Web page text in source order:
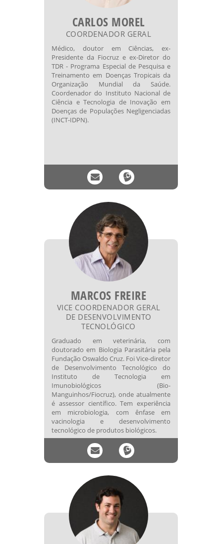
CARLOS MOREL
COORDENADOR GERAL
Médico, doutor em Ciências, ex-
Presidente da Fiocruz e ex-Diretor do
TDR - Programa Especial de Pesquisa e
Treinamento em Doenças Tropicais da
Organização Mundial da Saúde.
Coordenador do Instituto Nacional de
Ciência e Tecnologia de Inovação em
Doenças de Populações Negligenciadas
(INCT-IDPN).
MARCOS FREIRE
VICE COORDENADOR GERAL
DE DESENVOLVIMENTO
TECNOLÓGICO
Graduado em veterinária, com
doutorado em Biologia Parasitária pela
Fundação Oswaldo Cruz. Foi Vice-diretor
de Desenvolvimento Tecnológico do
Instituto de Tecnologia em
Imunobiológicos (Bio-
Manguinhos/Fiocruz), onde atualmente
é assessor científico. Tem experiência
em microbiologia, com ênfase em
vacinologia e desenvolvimento
tecnológico de produtos biológicos.